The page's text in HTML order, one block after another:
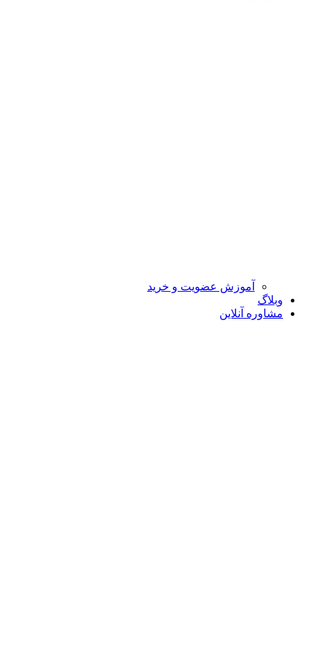
آموزش عضویت و خرید
وبلاگ
مشاوره آنلاین